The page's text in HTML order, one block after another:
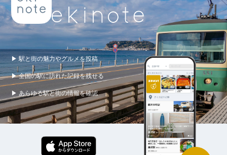
▶ 駅と街の魅力やグルメを投稿
▶ 全国の駅に訪れた記録を残せる
▶ あらゆる駅と街の情報を確認